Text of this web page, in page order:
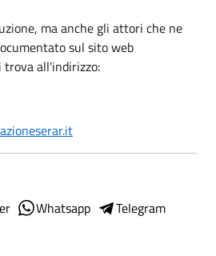
ma anche gli attori che ne
sul sito web
trova all'indirizzo:
Whatsapp
Telegram